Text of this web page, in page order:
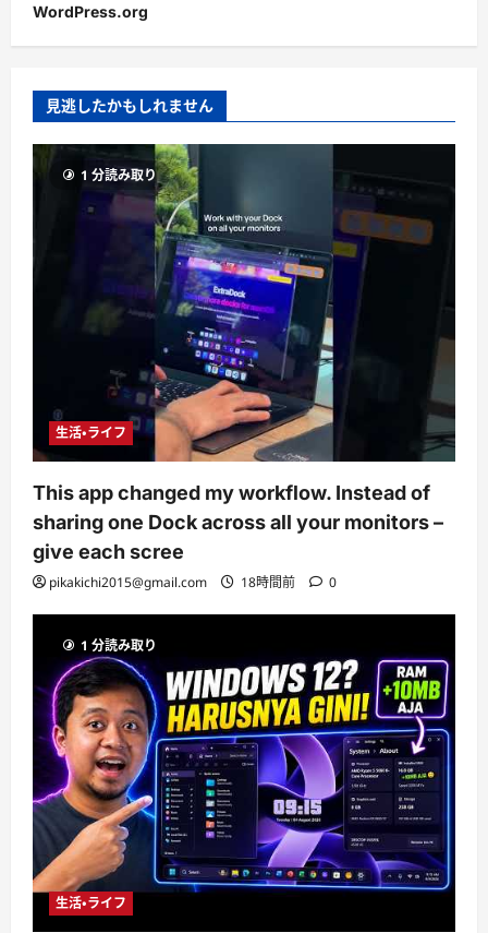
WordPress.org
見逃したかもしれません
1 分読み取り
生活・ライフ
This app changed my workflow. Instead of
sharing one Dock across all your monitors –
give each scree
pikakichi2015@gmail.com 18時間前 0
1 分読み取り
生活・ライフ